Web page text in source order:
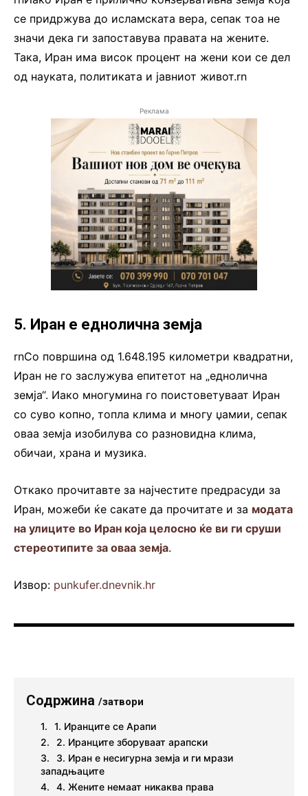
се придржува до исламската вера, сепак тоа не
значи дека ги запоставува правата на жените.
Така, Иран има висок процент на жени кои се дел
од науката, политиката и јавниот живот.rn
Реклама
5. Иран е еднолична земја
rnСо површина од 1.648.195 километри квадратни,
Иран не го заслужува епитетот на „еднолична
земја“. Иако многумина го поистоветуваат Иран
со суво копно, топла клима и многу џамии, сепак
оваа земја изобилува со разновидна клима,
обичаи, храна и музика.
Откако прочитавте за најчестите предрасуди за
Иран, можеби ќе сакате да прочитате и за модата
на улиците во Иран која целосно ќе ви ги сруши
стереотипите за оваа земја.
Извор: punkufer.dnevnik.hr
Содржина /затвори
1. Иранците се Арапи
2. Иранците зборуваат арапски
3. Иран е несигурна земја и ги мрази
западњаците
4. Жените немаат никаква права